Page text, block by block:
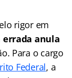
rigor em
errada anula
Para o cargo
Federal, a